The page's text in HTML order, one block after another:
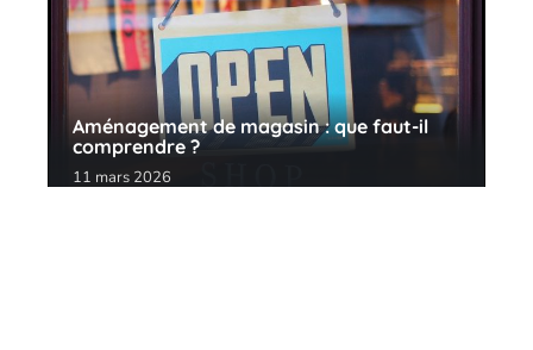
Aménagement de magasin : que faut-il
comprendre ?
11 mars 2026